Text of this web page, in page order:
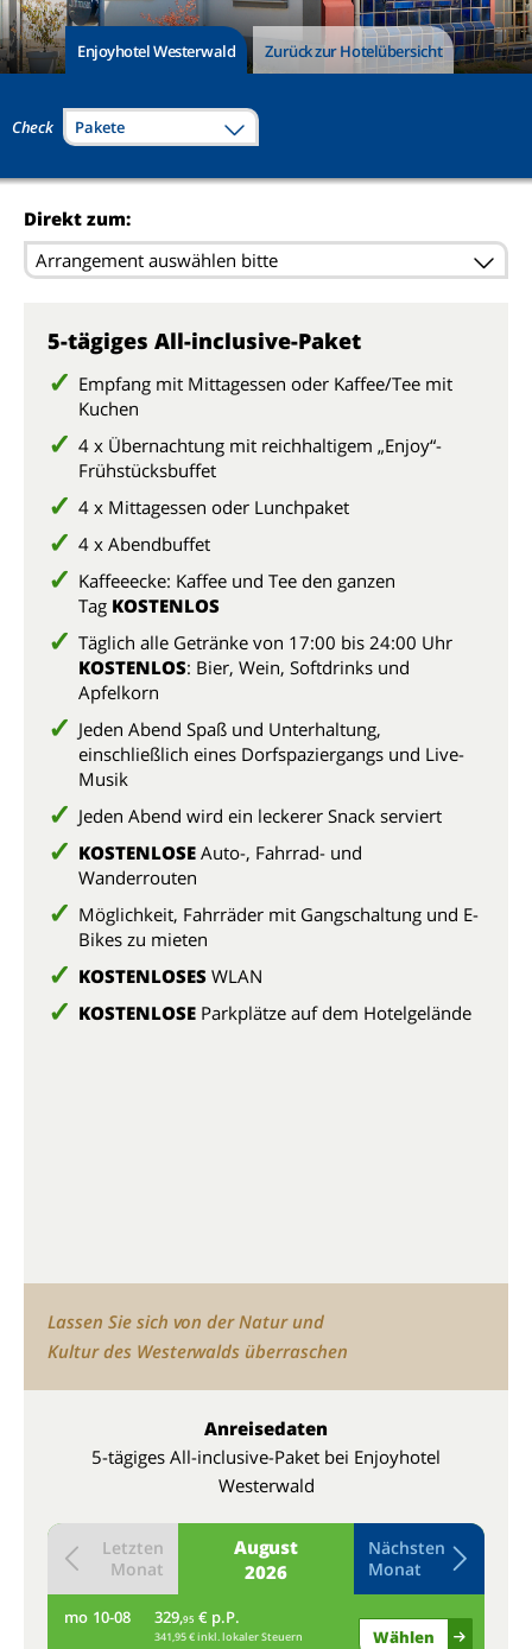
Enjoyhotel Westerwald Zurück zur Hotelübersicht
Check Pakete
Direkt zum:
Arrangement auswählen bitte
5-tägiges All-inclusive-Paket
Empfang mit Mittagessen oder Kaffee/Tee mit
Kuchen
4 x Übernachtung mit reichhaltigem „Enjoy“-
Frühstücksbuffet
4 x Mittagessen oder Lunchpaket
4 x Abendbuffet
Kaffeeecke: Kaffee und Tee den ganzen
Tag KOSTENLOS
Täglich alle Getränke von 17:00 bis 24:00 Uhr
KOSTENLOS: Bier, Wein, Softdrinks und
Apfelkorn
Jeden Abend Spaß und Unterhaltung,
einschließlich eines Dorfspaziergangs und Live-
Musik
Jeden Abend wird ein leckerer Snack serviert
KOSTENLOSE Auto-, Fahrrad- und
Wanderrouten
Möglichkeit, Fahrräder mit Gangschaltung und E-
Bikes zu mieten
KOSTENLOSES WLAN
KOSTENLOSE Parkplätze auf dem Hotelgelände
Lassen Sie sich von der Natur und
Kultur des Westerwalds überraschen
Anreisedaten
5-tägiges All-inclusive-Paket bei Enjoyhotel
Westerwald
August
2026
Letzten
Monat
Nächsten
Monat
mo 10-08 329,95 € p.P.
341,95 € inkl. lokaler Steuern Wählen